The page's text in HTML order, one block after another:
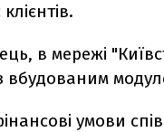
в мережі
вбудованим
умови